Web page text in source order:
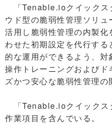
「Tenable.ioクイックス
ウド型の脆弱性管理ソリ
活用し脆弱性管理の内製
わせた初期設定を代行す
的な運用ができるよう、
操作トレーニングおよび
ズかつ安心な脆弱性管理の
「Tenable.ioクイックス
作業項目を含んでいる。